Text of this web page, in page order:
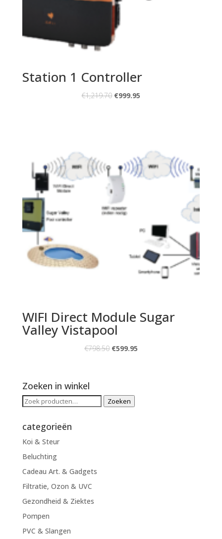
Station 1 Controller
€1,219.70 €999.95
WIFI Direct Module Sugar
Valley Vistapool
€798.50 €599.95
Zoeken in winkel
Zoeken
Zoeken
categorieën
Koi & Steur
Beluchting
Cadeau Art. & Gadgets
Filtratie, Ozon & UVC
Gezondheid & Ziektes
Pompen
PVC & Slangen